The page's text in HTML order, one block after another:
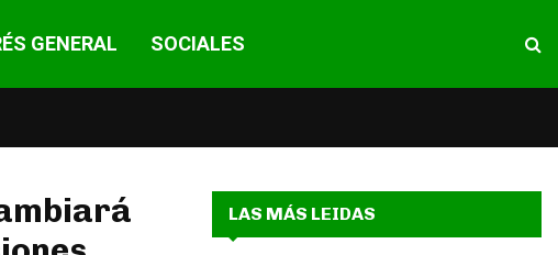
GENERAL SOCIALES
LAS MÁS LEIDAS